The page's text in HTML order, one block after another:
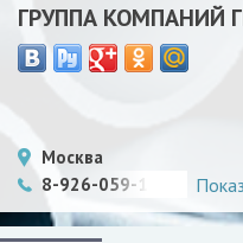
ГРУППА КОМПАНИЙ
Москва
8-926-059-11-36